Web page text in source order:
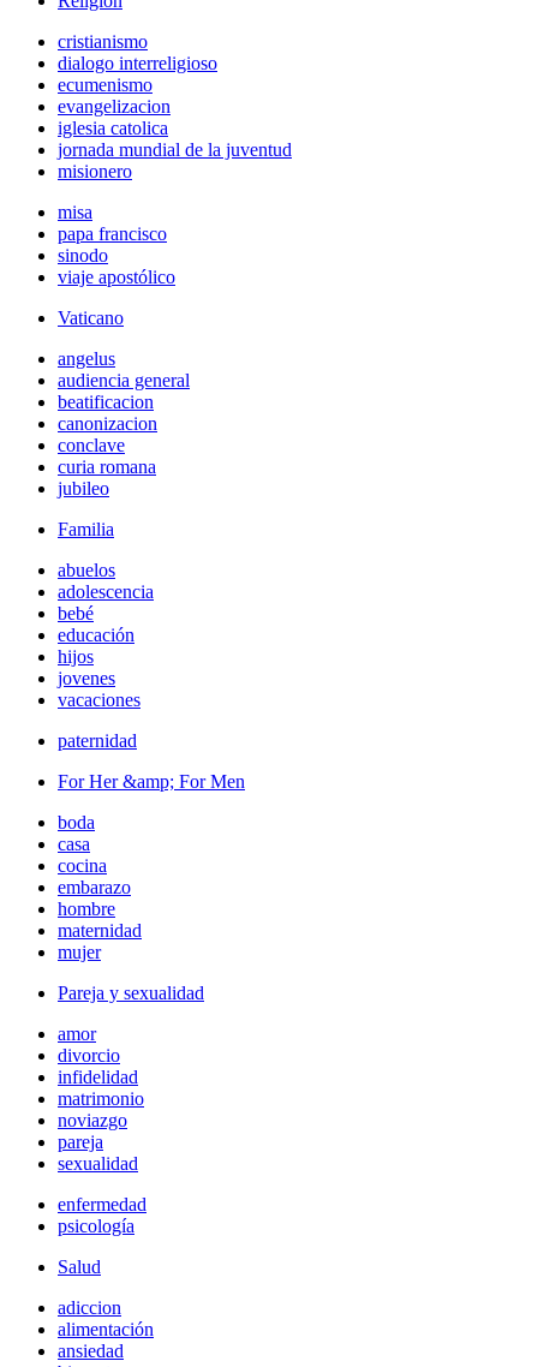
cristianismo
dialogo interreligioso
ecumenismo
evangelizacion
iglesia catolica
jornada mundial de la juventud
misionero
misa
papa francisco
sinodo
viaje apostólico
Vaticano
angelus
audiencia general
beatificacion
canonizacion
conclave
curia romana
jubileo
Familia
abuelos
adolescencia
bebé
educación
hijos
jovenes
vacaciones
paternidad
For Her &amp; For Men
boda
casa
cocina
embarazo
hombre
maternidad
mujer
Pareja y sexualidad
amor
divorcio
infidelidad
matrimonio
noviazgo
pareja
sexualidad
enfermedad
psicología
Salud
adiccion
alimentación
ansiedad